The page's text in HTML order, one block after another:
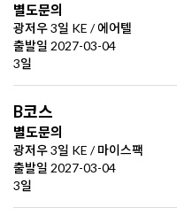
별도문의
광저우 3일 KE / 에어텔
출발일 2027-03-04
3일
B코스
별도문의
광저우 3일 KE / 마이스팩
출발일 2027-03-04
3일